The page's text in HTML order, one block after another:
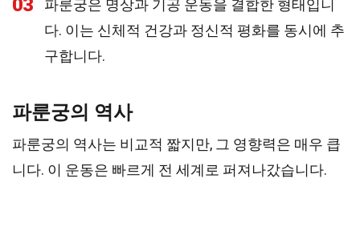
03
파룬궁은 명상과 기공 운동을 결합한 형태입니
다. 이는 신체적 건강과 정신적 평화를 동시에 추
구합니다.
파룬궁의 역사
파룬궁의 역사는 비교적 짧지만, 그 영향력은 매우 큽
니다. 이 운동은 빠르게 전 세계로 퍼져나갔습니다.